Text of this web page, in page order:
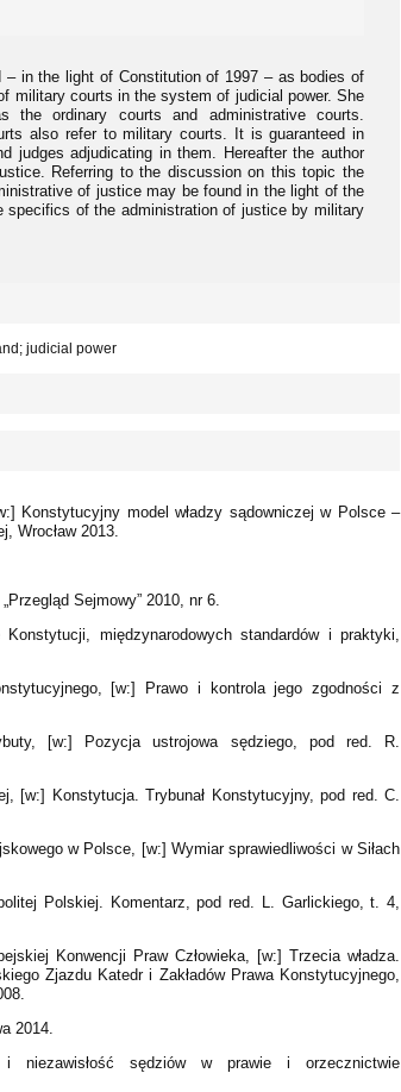
in the light of Constitution of 1997 – as bodies of
military courts in the system of judicial power. She
ordinary courts and administrative courts.
also refer to military courts. It is guaranteed in
judges adjudicating in them. Hereafter the author
Referring to the discussion on this topic the
of justice may be found in the light of the
specifics of the administration of justice by military
judicial power
Konstytucyjny model władzy sądowniczej w Polsce –
Wrocław 2013.
Sejmowy” 2010, nr 6.
międzynarodowych standardów i praktyki,
[w:] Prawo i kontrola jego zgodności z
[w:] Pozycja ustrojowa sędziego, pod red. R.
[w:] Konstytucja. Trybunał Konstytucyjny, pod red. C.
w Polsce, [w:] Wymiar sprawiedliwości w Siłach
Polskiej. Komentarz, pod red. L. Garlickiego, t. 4,
Konwencji Praw Człowieka, [w:] Trzecia władza.
Zjazdu Katedr i Zakładów Prawa Konstytucyjnego,
2014.
niezawisłość sędziów w prawie i orzecznictwie